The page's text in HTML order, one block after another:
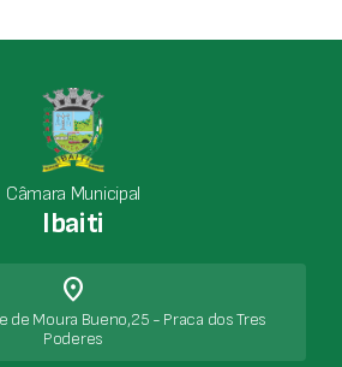
Câmara Municipal
Ibaiti
place
de Moura Bueno,25 - Praca dos Tres
Poderes